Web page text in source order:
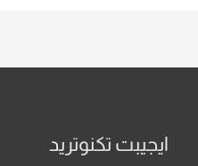
ايجيبت تكنوتريد